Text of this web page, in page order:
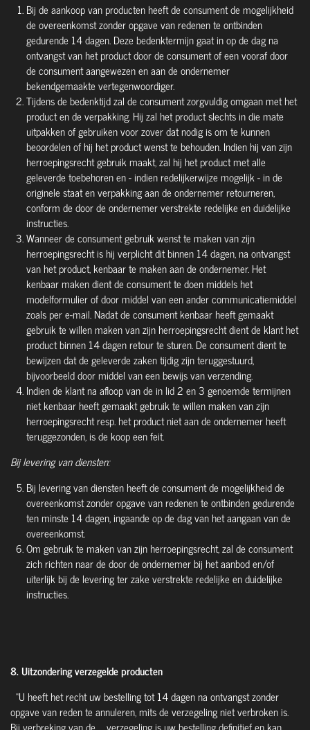
Bij de aankoop van producten heeft de consument de mogelijkheid
de overeenkomst zonder opgave van redenen te ontbinden
gedurende 14 dagen. Deze bedenktermijn gaat in op de dag na
ontvangst van het product door de consument of een vooraf door
de consument aangewezen en aan de ondernemer
bekendgemaakte vertegenwoordiger.
Tijdens de bedenktijd zal de consument zorgvuldig omgaan met het
product en de verpakking. Hij zal het product slechts in die mate
uitpakken of gebruiken voor zover dat nodig is om te kunnen
beoordelen of hij het product wenst te behouden. Indien hij van zijn
herroepingsrecht gebruik maakt, zal hij het product met alle
geleverde toebehoren en - indien redelijkerwijze mogelijk - in de
originele staat en verpakking aan de ondernemer retourneren,
conform de door de ondernemer verstrekte redelijke en duidelijke
instructies.
Wanneer de consument gebruik wenst te maken van zijn
herroepingsrecht is hij verplicht dit binnen 14 dagen, na ontvangst
van het product, kenbaar te maken aan de ondernemer. Het
kenbaar maken dient de consument te doen middels het
modelformulier of door middel van een ander communicatiemiddel
zoals per e-mail. Nadat de consument kenbaar heeft gemaakt
gebruik te willen maken van zijn herroepingsrecht dient de klant het
product binnen 14 dagen retour te sturen. De consument dient te
bewijzen dat de geleverde zaken tijdig zijn teruggestuurd,
bijvoorbeeld door middel van een bewijs van verzending.
Indien de klant na afloop van de in lid 2 en 3 genoemde termijnen
niet kenbaar heeft gemaakt gebruik te willen maken van zijn
herroepingsrecht resp. het product niet aan de ondernemer heeft
teruggezonden, is de koop een feit.
Bij levering van diensten:
Bij levering van diensten heeft de consument de mogelijkheid de
overeenkomst zonder opgave van redenen te ontbinden gedurende
ten minste 14 dagen, ingaande op de dag van het aangaan van de
overeenkomst.
Om gebruik te maken van zijn herroepingsrecht, zal de consument
zich richten naar de door de ondernemer bij het aanbod en/of
uiterlijk bij de levering ter zake verstrekte redelijke en duidelijke
instructies.
8. Uitzondering verzegelde producten
“U heeft het recht uw bestelling tot 14 dagen na ontvangst zonder
opgave van reden te annuleren, mits de verzegeling niet verbroken is.